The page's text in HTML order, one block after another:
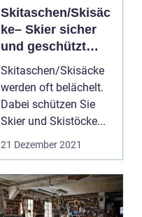
Skitaschen/Skisäc
ke– Skier sicher
und geschützt
transportieren
Skitaschen/Skisäcke
werden oft belächelt.
Dabei schützen Sie
Skier und Skistöcke...
21 Dezember 2021